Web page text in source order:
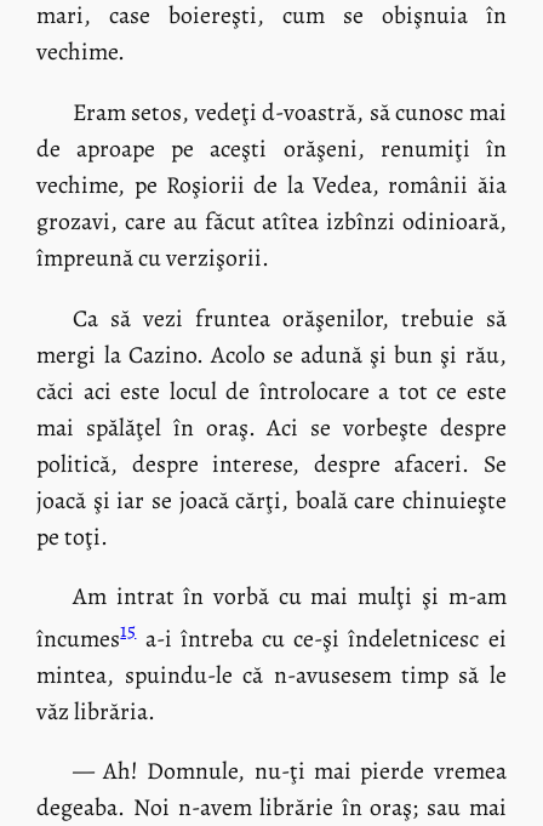
mari, case boiereşti, cum se obişnuia în
vechime.
Eram setos, vedeţi d-voastră, să cunosc mai
de aproape pe aceşti orăşeni, renumiţi în
vechime, pe Roşiorii de la Vedea, românii ăia
grozavi, care au făcut atîtea izbînzi odinioară,
împreună cu verzişorii.
Ca să vezi fruntea orăşenilor, trebuie să
mergi la Cazino. Acolo se adună şi bun şi rău,
căci aci este locul de întrolocare a tot ce este
mai spălăţel în oraş. Aci se vorbeşte despre
politică, despre interese, despre afaceri. Se
joacă şi iar se joacă cărţi, boală care chinuieşte
pe toţi.
Am intrat în vorbă cu mai mulţi şi m-am
încumes15a-i întreba cu ce-şi îndeletnicesc ei
mintea, spuindu-le că n-avusesem timp să le
văz librăria.
— Ah! Domnule, nu-ţi mai pierde vremea
degeaba. Noi n-avem librărie în oraş; sau mai